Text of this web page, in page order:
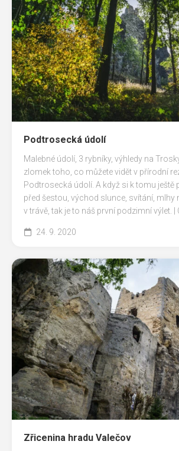
Podtrosecká údolí
Malebné údolí, 3 rybníky, výhledy na
zlomek toho, co můžete vidět v přírodní
Podtrosecká údolí. A když si k tomu ještě
před šestou, východ slunce, svítání, mlhy
v trávě, tak je to náš první podzimní výlet. |
24. 9. 2020
Zřicenina hradu Valečov